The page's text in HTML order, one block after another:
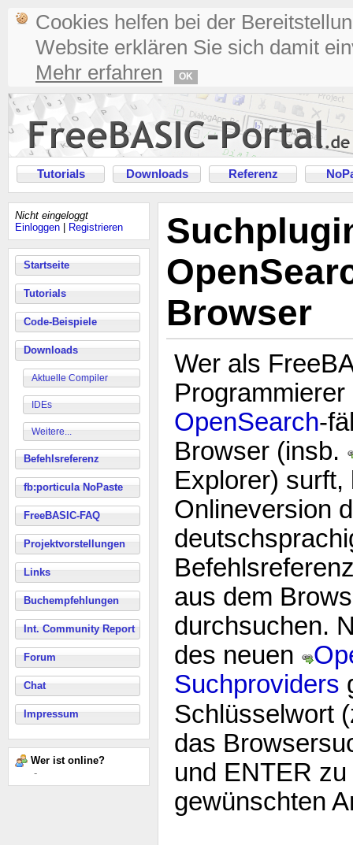
Cookies helfen bei der
Website erklären Sie sich damit
Mehr erfahren
OK
Tutorials Downloads Referenz
Nicht eingeloggt
Einloggen
Registrieren
Startseite
Tutorials
Code-Beispiele
Downloads
Aktuelle Compiler
IDEs
Weitere...
Befehlsreferenz
fb:porticula NoPaste
FreeBASIC-FAQ
Projektvorstellungen
Links
Buchempfehlungen
Int. Community Report
Forum
Chat
Impressum
Wer ist online?
-
Browser
Wer als
OpenSearch-
Browser (insb.
Explorer) surft,
Onlineversion
aus dem
durchsuchen.
des neuen
Suchproviders
Schlüsselwort
das
und ENTER
gewünschten